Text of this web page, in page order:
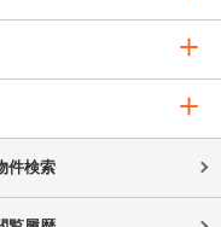
件検索